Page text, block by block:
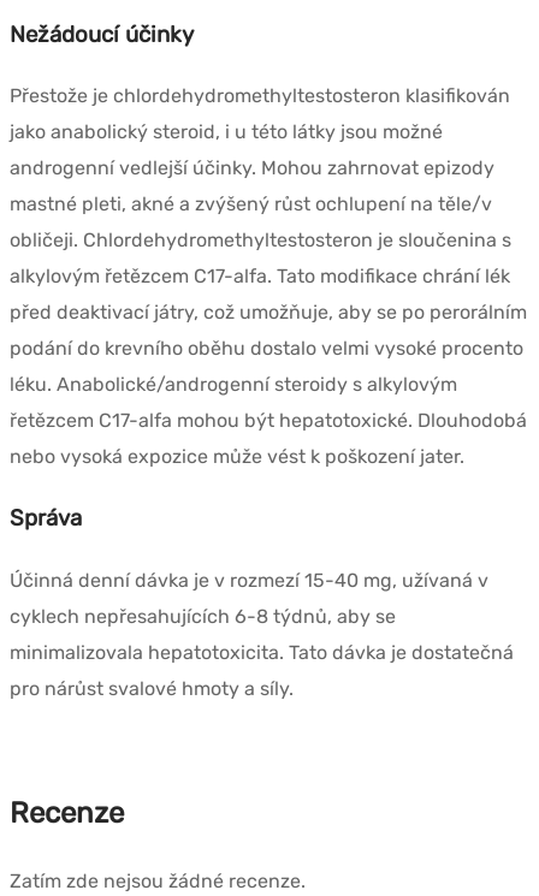
Nežádoucí účinky
Přestože je chlordehydromethyltestosteron klasifikován
jako anabolický steroid, i u této látky jsou možné
androgenní vedlejší účinky. Mohou zahrnovat epizody
mastné pleti, akné a zvýšený růst ochlupení na těle/v
obličeji. Chlordehydromethyltestosteron je sloučenina s
alkylovým řetězcem C17-alfa. Tato modifikace chrání lék
před deaktivací játry, což umožňuje, aby se po perorálním
podání do krevního oběhu dostalo velmi vysoké procento
léku. Anabolické/androgenní steroidy s alkylovým
řetězcem C17-alfa mohou být hepatotoxické. Dlouhodobá
nebo vysoká expozice může vést k poškození jater.
Správa
Účinná denní dávka je v rozmezí 15-40 mg, užívaná v
cyklech nepřesahujících 6-8 týdnů, aby se
minimalizovala hepatotoxicita. Tato dávka je dostatečná
pro nárůst svalové hmoty a síly.
Recenze
Zatím zde nejsou žádné recenze.